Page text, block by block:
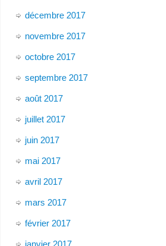
décembre 2017
novembre 2017
octobre 2017
septembre 2017
août 2017
juillet 2017
juin 2017
mai 2017
avril 2017
mars 2017
février 2017
janvier 2017